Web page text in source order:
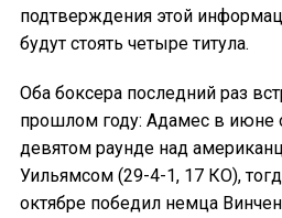
подтверждения этой
будут стоять четыре титула.
Оба боксера последний раз
прошлом году: Адамес в июне
девятом раунде над
Уильямсом (29-4-1, 17 КО),
октябре победил немца